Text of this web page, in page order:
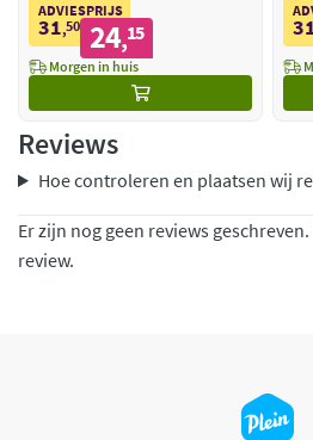
ADVIESPRIJS
31,50 24,15
Morgen in huis
Reviews
Hoe controleren en plaatsen wij
Er zijn nog geen reviews
review.